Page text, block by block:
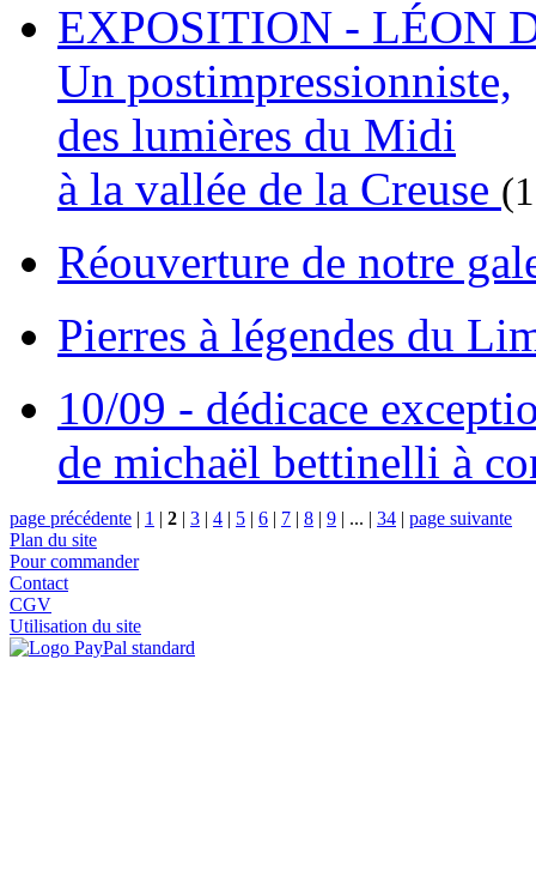
EXPOSITION - LÉON
Un postimpressionniste,
des lumières du Midi
à la vallée de la Creuse
Réouverture de notre
Pierres à légendes du
10/09 - dédicace
de michaël bettinelli à
page précédente | 1 | 2 | 3 | 4 | 5 | 6 | 7 | 8 | 9 | ... | 34 | page suivante
Plan du site
Pour commander
Contact
CGV
Utilisation du site